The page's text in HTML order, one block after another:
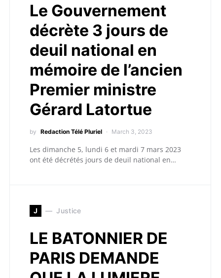
Le Gouvernement
décrète 3 jours de
deuil national en
mémoire de l’ancien
Premier ministre
Gérard Latortue
by Redaction Télé Pluriel March 3, 2023
Les dimanche 5, lundi 6 et mardi 7 mars 2023
ont été décrétés jours de deuil national en…
J Justice
LE BATONNIER DE
PARIS DEMANDE